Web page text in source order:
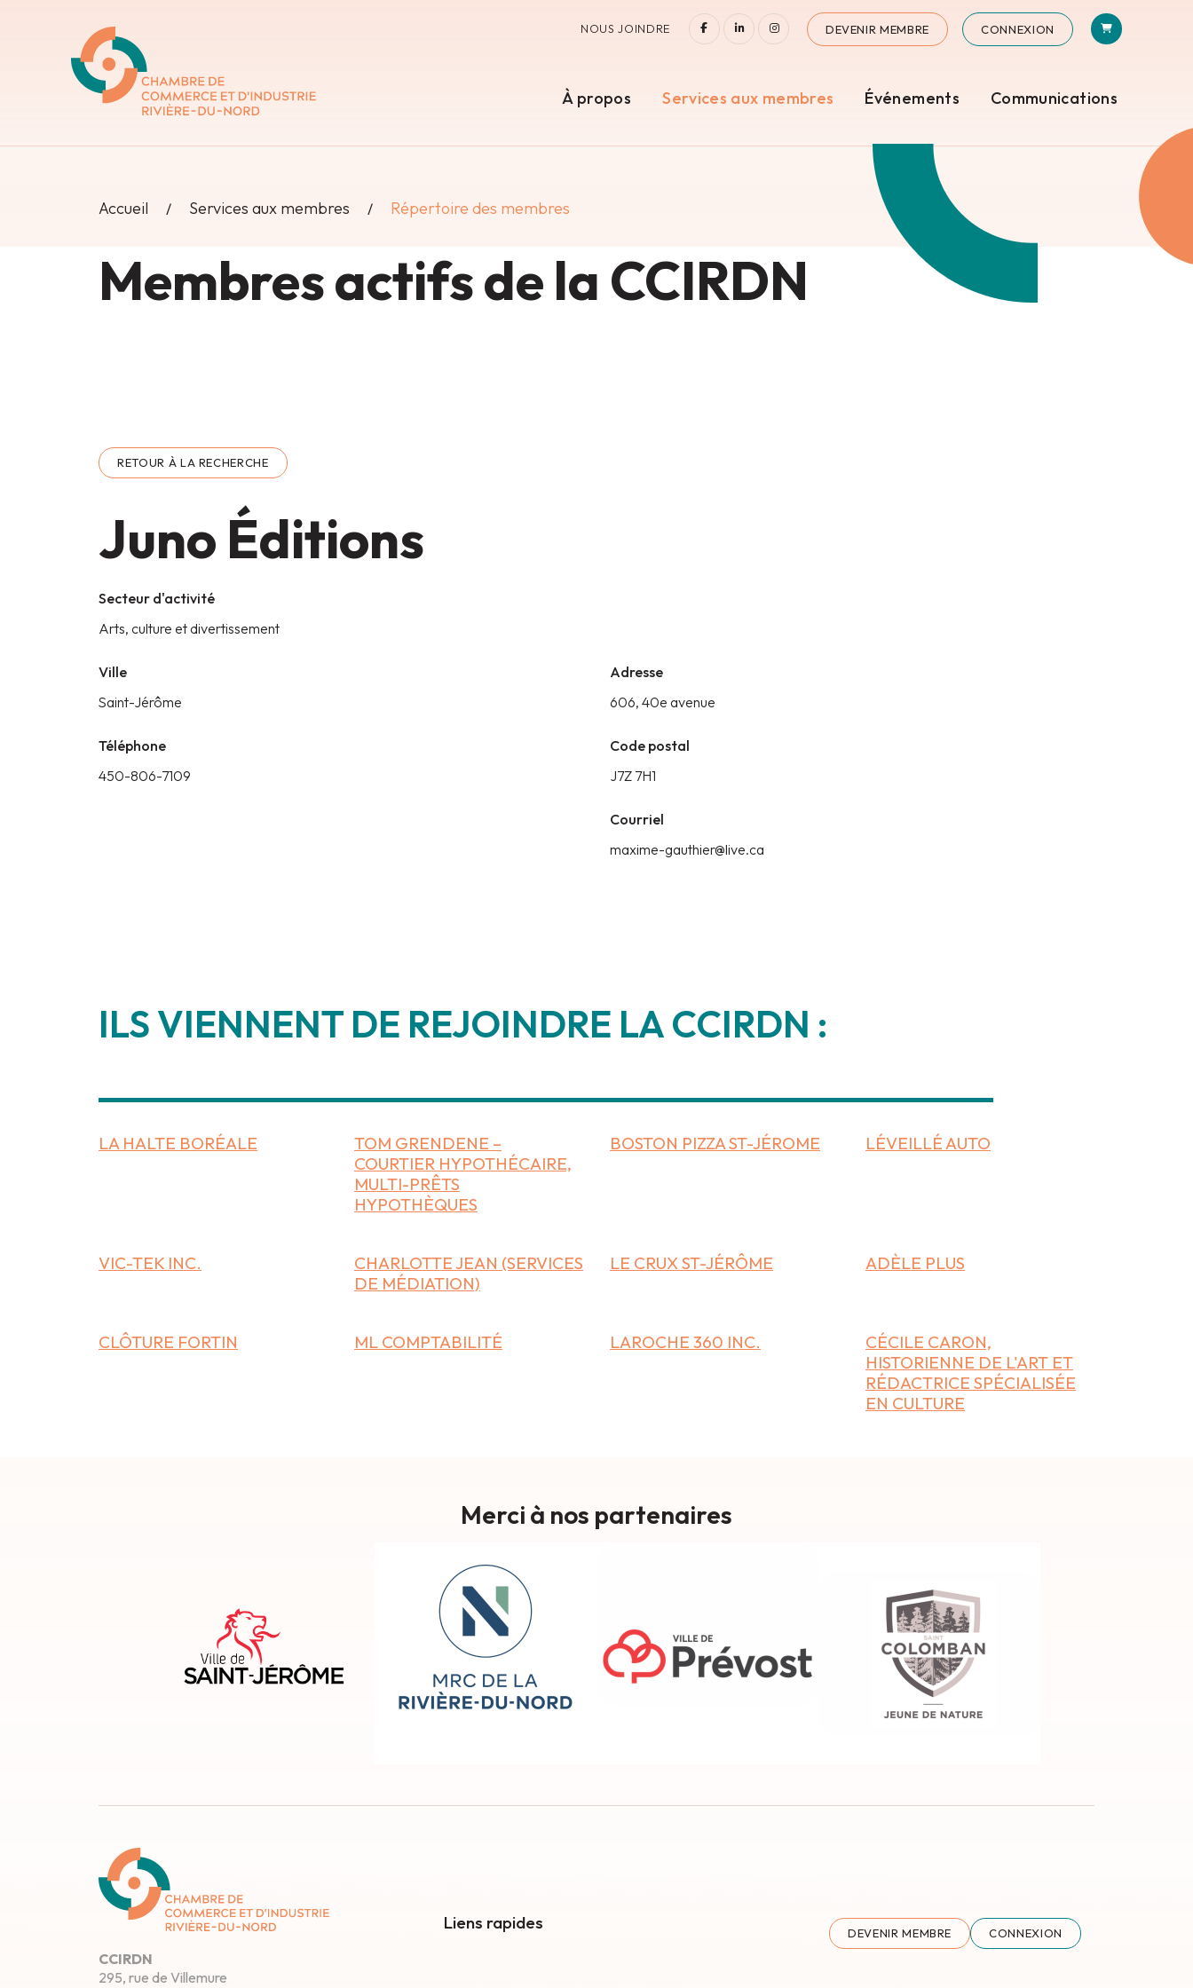
NOUS JOINDRE FACEBOOKLINKEDININSTAGRAMDEVENIR MEMBRE CONNEXION
PANIER
À propos Services aux membres Événements Communications
Accueil Services aux membres Répertoire des membres
Membres actifs de la CCIRDN
RETOUR À LA RECHERCHE
Juno Éditions
Secteur d'activité
Arts, culture et divertissement
Ville
Saint-Jérôme
Adresse
606, 40e avenue
Téléphone
450-806-7109
Code postal
J7Z 7H1
Courriel
maxime-gauthier@live.ca
ILS VIENNENT DE REJOINDRE LA CCIRDN :
LA HALTE BORÉALE
TOM GRENDENE –
COURTIER HYPOTHÉCAIRE,
MULTI-PRÊTS
HYPOTHÈQUES
BOSTON PIZZA ST-JÉROME LÉVEILLÉ AUTO
VIC-TEK INC.
CHARLOTTE JEAN (SERVICES
DE MÉDIATION)
LE CRUX ST-JÉRÔME ADÈLE PLUS
CLÔTURE FORTIN ML COMPTABILITÉ LAROCHE 360 INC.
CÉCILE CARON,
HISTORIENNE DE L'ART ET
RÉDACTRICE SPÉCIALISÉE
EN CULTURE
Merci à nos partenaires
CCIRDN
295, rue de Villemure
Liens rapides DEVENIR MEMBRE CONNEXION